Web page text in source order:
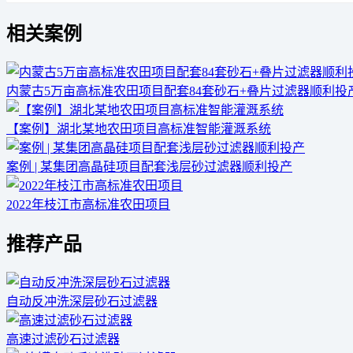
相关案例
内蒙古5万亩高标准农田项目配套84套砂石+叠片过滤器顺利投
【案例】湖北某地农田项目高标准智能灌溉系统
案例 | 某集团高晶硅项目配套浅层砂过滤器顺利投产
2022年枝江市高标准农田项目
推荐产品
自动反冲洗深层砂石过滤器
高速过滤砂石过滤器